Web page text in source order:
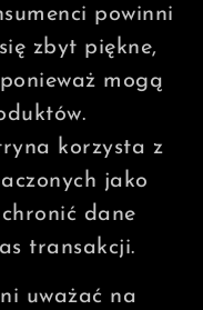
powinni
zbyt piękne,
mogą
korzysta z
jako
dane
transakcji.
uważać na